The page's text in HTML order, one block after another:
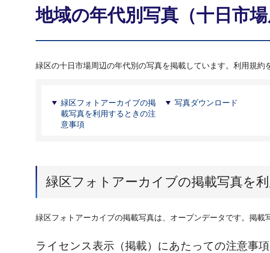
地域の年代別写真（十日市場
緑区の十日市場周辺の年代別の写真を掲載しています。利用規約
緑区フォトアーカイブの掲
載写真を利用するときの注
意事項
写真ダウンロード
緑区フォトアーカイブの掲載写真を
緑区フォトアーカイブの掲載写真は、オープンデータです。掲
ライセンス表示（掲載）にあたっての注意事項